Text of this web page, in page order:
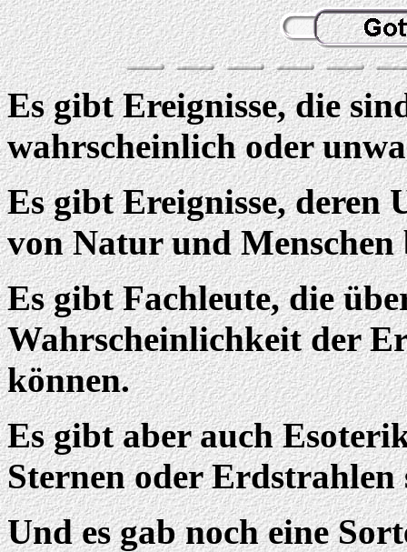
Es gibt Ereignisse, die
wahrscheinlich oder
Es gibt Ereignisse, deren
von Natur und Menschen
Es gibt Fachleute, die
Wahrscheinlichkeit der
können.
Es gibt aber auch
Sternen oder Erdstrahlen
Und es gab noch eine